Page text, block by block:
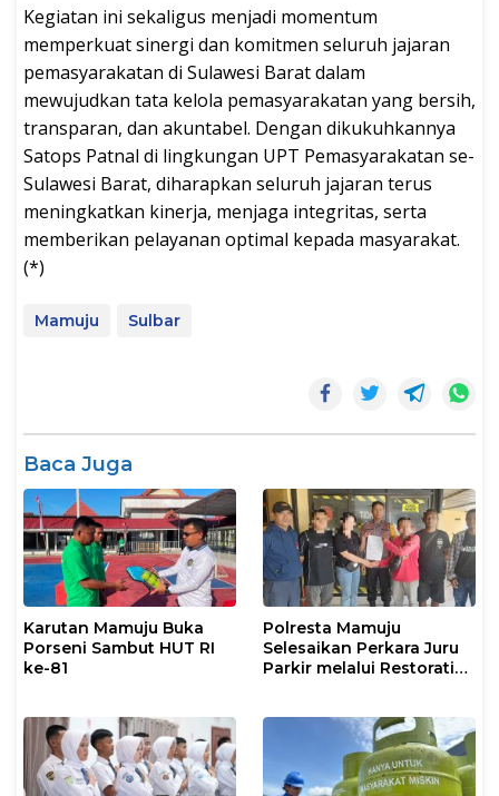
Kegiatan ini sekaligus menjadi momentum
memperkuat sinergi dan komitmen seluruh jajaran
pemasyarakatan di Sulawesi Barat dalam
mewujudkan tata kelola pemasyarakatan yang bersih,
transparan, dan akuntabel. Dengan dikukuhkannya
Satops Patnal di lingkungan UPT Pemasyarakatan se-
Sulawesi Barat, diharapkan seluruh jajaran terus
meningkatkan kinerja, menjaga integritas, serta
memberikan pelayanan optimal kepada masyarakat.
(*)
Mamuju Sulbar
Baca Juga
Karutan Mamuju Buka
Porseni Sambut HUT RI
ke-81
Polresta Mamuju
Selesaikan Perkara Juru
Parkir melalui Restorative